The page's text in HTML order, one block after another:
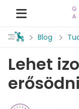
Blog
Lehet